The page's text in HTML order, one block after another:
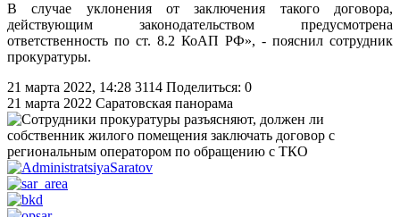
В случае уклонения от заключения такого договора,
действующим законодательством предусмотрена
ответственность по ст. 8.2 КоАП РФ», - пояснил сотрудник
прокуратуры.
21 марта 2022, 14:28 3114 Поделиться: 0
21 марта 2022 Саратовская панорама